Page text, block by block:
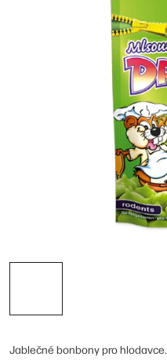
Jablečné bonbony pro hlodavce.